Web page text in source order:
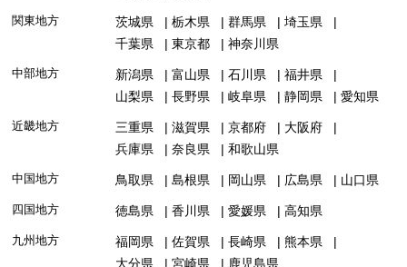
関東地方 茨城県 栃木県 群馬県
埼玉県
千葉県
東京都 神奈川県
中部地方 新潟県 富山県 石川県
福井県
山梨県
長野県 岐阜県 静岡県 愛知県
近畿地方 三重県 滋賀県 京都府
大阪府
兵庫県
奈良県 和歌山県
中国地方 鳥取県 島根県 岡山県 広島県 山口県
四国地方 徳島県 香川県 愛媛県 高知県
九州地方 福岡県 佐賀県 長崎県
熊本県
大分県
宮崎県 鹿児島県